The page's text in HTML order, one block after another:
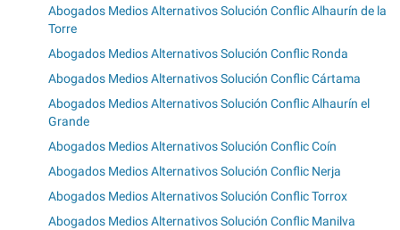
Abogados Medios Alternativos Solución Conflic Alhaurín de la
Torre
Abogados Medios Alternativos Solución Conflic Ronda
Abogados Medios Alternativos Solución Conflic Cártama
Abogados Medios Alternativos Solución Conflic Alhaurín el
Grande
Abogados Medios Alternativos Solución Conflic Coín
Abogados Medios Alternativos Solución Conflic Nerja
Abogados Medios Alternativos Solución Conflic Torrox
Abogados Medios Alternativos Solución Conflic Manilva